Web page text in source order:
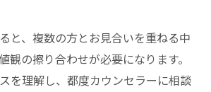
と、複数の方とお見合いを重ねる中
観の擦り合わせが必要になります。
を理解し、都度カウンセラーに相談